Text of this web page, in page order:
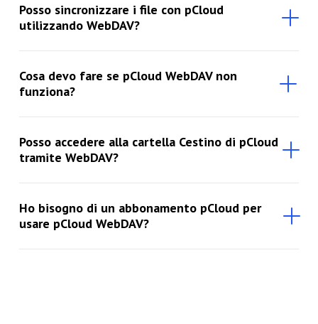
Posso sincronizzare i file con pCloud
utilizzando WebDAV?
Cosa devo fare se pCloud WebDAV non
funziona?
Posso accedere alla cartella Cestino di pCloud
tramite WebDAV?
Ho bisogno di un abbonamento pCloud per
usare pCloud WebDAV?